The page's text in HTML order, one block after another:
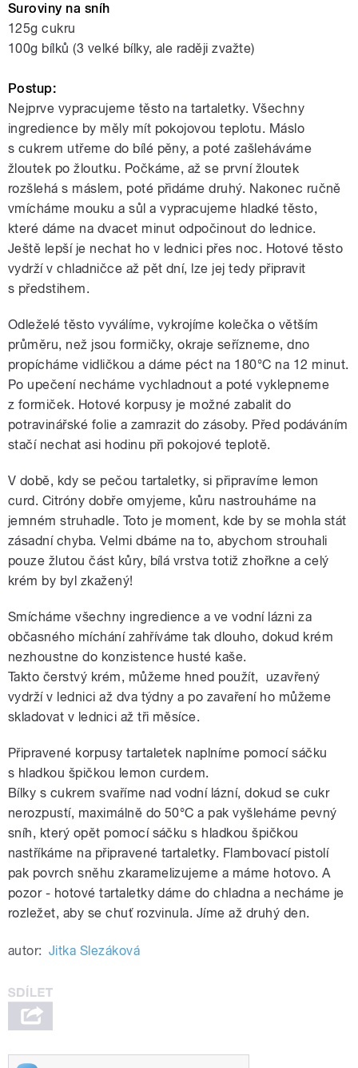
Suroviny na sníh
125g cukru
100g bílků (3 velké bílky, ale raději zvažte)
Postup:
Nejprve vypracujeme těsto na tartaletky. Všechny
ingredience by měly mít pokojovou teplotu. Máslo
s cukrem utřeme do bílé pěny, a poté zašleháváme
žloutek po žloutku. Počkáme, až se první žloutek
rozšlehá s máslem, poté přidáme druhý. Nakonec ručně
vmícháme mouku a sůl a vypracujeme hladké těsto,
které dáme na dvacet minut odpočinout do lednice.
Ještě lepší je nechat ho v lednici přes noc. Hotové těsto
vydrží v chladničce až pět dní, lze jej tedy připravit
s předstihem.
Odleželé těsto vyválíme, vykrojíme kolečka o větším
průměru, než jsou formičky, okraje seřízneme, dno
propícháme vidličkou a dáme péct na 180°C na 12 minut.
Po upečení necháme vychladnout a poté vyklepneme
z formiček. Hotové korpusy je možné zabalit do
potravinářské folie a zamrazit do zásoby. Před podáváním
stačí nechat asi hodinu při pokojové teplotě.
V době, kdy se pečou tartaletky, si připravíme lemon
curd. Citróny dobře omyjeme, kůru nastrouháme na
jemném struhadle. Toto je moment, kde by se mohla stát
zásadní chyba. Velmi dbáme na to, abychom strouhali
pouze žlutou část kůry, bílá vrstva totiž zhořkne a celý
krém by byl zkažený!
Smícháme všechny ingredience a ve vodní lázni za
občasného míchání zahříváme tak dlouho, dokud krém
nezhoustne do konzistence husté kaše.
Takto čerstvý krém, můžeme hned použít, uzavřený
vydrží v lednici až dva týdny a po zavaření ho můžeme
skladovat v lednici až tři měsíce.
Připravené korpusy tartaletek naplníme pomocí sáčku
s hladkou špičkou lemon curdem.
Bílky s cukrem svaříme nad vodní lázní, dokud se cukr
nerozpustí, maximálně do 50°C a pak vyšleháme pevný
sníh, který opět pomocí sáčku s hladkou špičkou
nastříkáme na připravené tartaletky. Flambovací pistolí
pak povrch sněhu zkaramelizujeme a máme hotovo. A
pozor - hotové tartaletky dáme do chladna a necháme je
rozležet, aby se chuť rozvinula. Jíme až druhý den.
autor: Jitka Slezáková